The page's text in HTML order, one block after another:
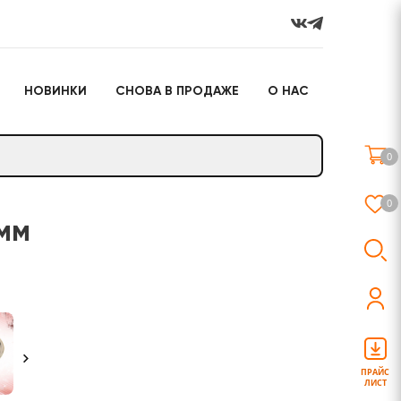
НОВИНКИ СНОВА В ПРОДАЖЕ О НАС
Настольные игры
Подарочные наборы
Слайм
0
0
ПРАЙС
ЛИСТ